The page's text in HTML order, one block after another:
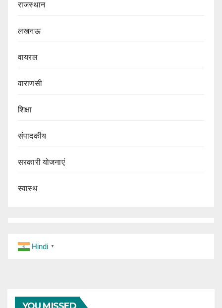
राजस्थान
लखनऊ
वायरल
वाराणसी
शिक्षा
संपादकीय
सरकारी योजनाएं
स्वास्थ
Hindi ▼